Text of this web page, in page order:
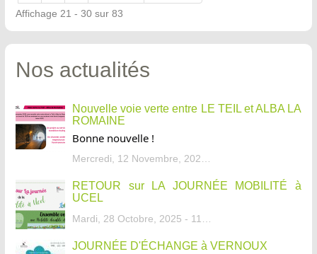
Affichage 21 - 30 sur 83
Nos actualités
Nouvelle voie verte entre LE TEIL et ALBA LA
ROMAINE
Bonne nouvelle !
Mercredi, 12 Novembre, 2025 - 13:34
RETOUR sur LA JOURNÉE MOBILITÉ à
UCEL
Mardi, 28 Octobre, 2025 - 11:46
JOURNÉE D'ÉCHANGE à VERNOUX